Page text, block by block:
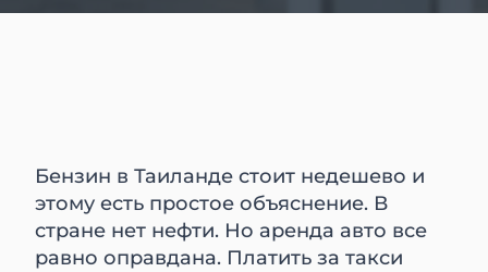
Бензин в Таиланде стоит недешево и
этому есть простое объяснение. В
стране нет нефти. Но аренда авто все
равно оправдана. Платить за такси